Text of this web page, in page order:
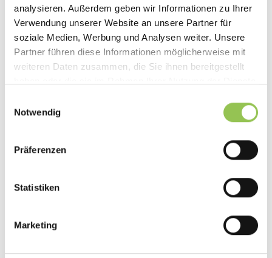
analysieren. Außerdem geben wir Informationen zu Ihrer
Verwendung unserer Website an unsere Partner für
soziale Medien, Werbung und Analysen weiter. Unsere
Partner führen diese Informationen möglicherweise mit
weiteren Daten zusammen, die Sie ihnen bereitgestellt
Notwendig
Präferenzen
Statistiken
Marketing
Du suchst eine evenito Alternative? Vergleiche
Streavent, Sweap, AirLST und doo, mit Preisen,
Hardware und DSGVO-Hosting in Deutschland für
B2B-Events.
July 15, 2026 · 10min